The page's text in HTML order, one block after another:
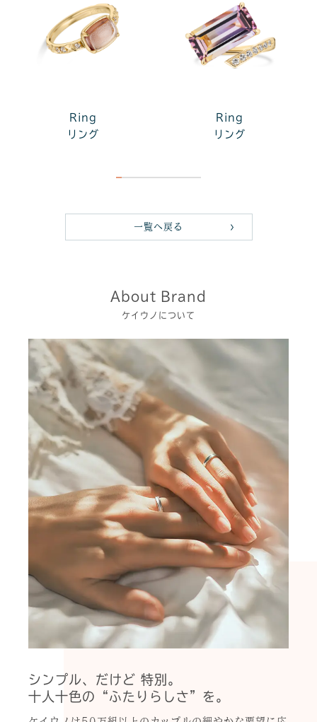
Ring
リング
Ring
リング
一覧へ戻る
About Brand
ケイウノについて
シンプル、だけど 特別。
十人十色の“ふたりらしさ”を。